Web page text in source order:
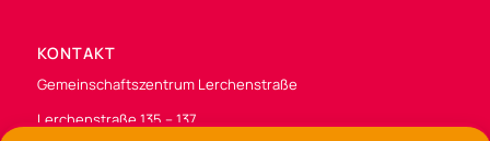
KONTAKT
Gemeinschaftszentrum Lerchenstraße
Lerchenstraße 135 – 137